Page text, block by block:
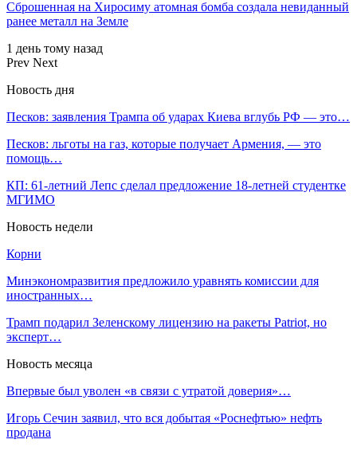
Сброшенная на Хиросиму атомная бомба создала невиданный
ранее металл на Земле
1 день тому назад
Prev Next
Новость дня
Песков: заявления Трампа об ударах Киева вглубь РФ — это…
Песков: льготы на газ, которые получает Армения, — это
помощь…
КП: 61-летний Лепс сделал предложение 18-летней студентке
МГИМО
Новость недели
Корни
Минэкономразвития предложило уравнять комиссии для
иностранных…
Трамп подарил Зеленскому лицензию на ракеты Patriot, но
эксперт…
Новость месяца
Впервые был уволен «в связи с утратой доверия»…
Игорь Сечин заявил, что вся добытая «Роснефтью» нефть
продана